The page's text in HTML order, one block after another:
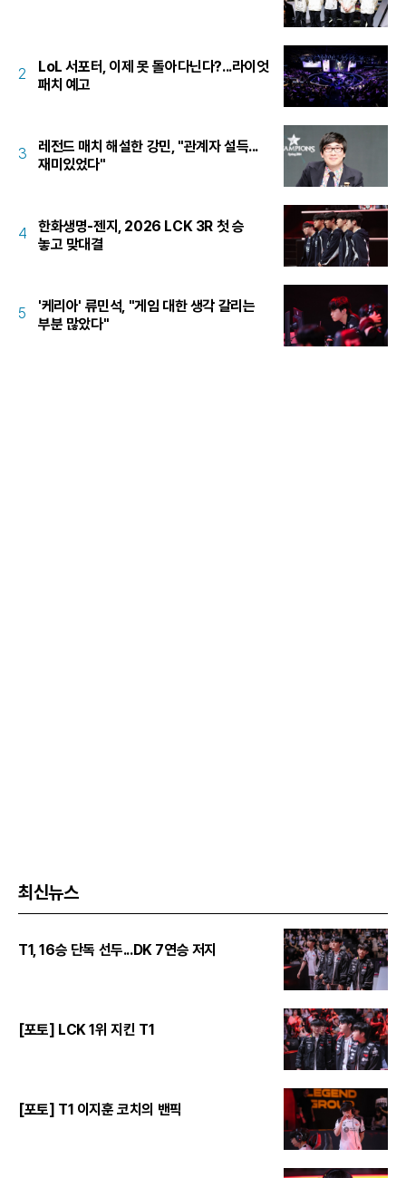
2
LoL 서포터, 이제 못 돌아다닌다?...라이엇
패치 예고
3
레전드 매치 해설한 강민, "관계자 설득...
재미있었다"
4
한화생명-젠지, 2026 LCK 3R 첫 승
놓고 맞대결
5
'케리아' 류민석, "게임 대한 생각 갈리는
부분 많았다"
최신뉴스
T1, 16승 단독 선두...DK 7연승 저지
[포토] LCK 1위 지킨 T1
[포토] T1 이지훈 코치의 밴픽